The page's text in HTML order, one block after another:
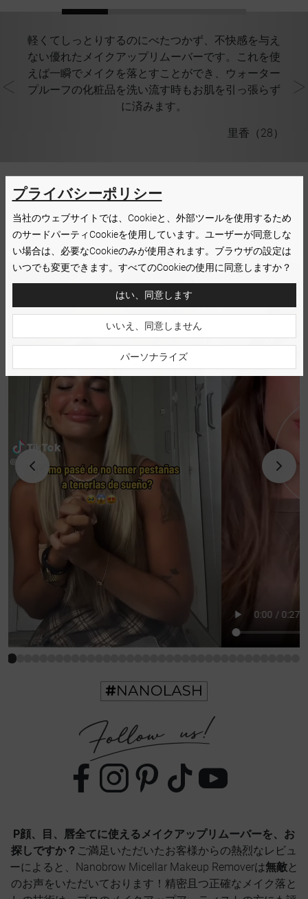
軽くてしっとりするのにべたつかず、不快感を与え
ない優れたメイクアップリムーバーです。これを使
えば一瞬でメイクを落とすことができ、ウォーター
プルーフの化粧品を洗い流す時もお肌を引っ張らず
に済みます。
里香（28）
P顔、目、唇全てに使えるメイクアップリムーバーを、お
探しですか？ ご満足いただいたお客様からの熱烈なレビュ
ーによると、Nanobrow Micellar Makeup Removerは無敵と
のお声をいただいております！精密且つ正確なメイク落と
プライバシーポリシー
当社のウェブサイトでは、Cookieと、外部ツールを使用するため
のサードパーティCookieを使用しています。ユーザーが同意しな
い場合は、必要なCookieのみが使用されます。ブラウザの設定は
いつでも変更できます。すべてのCookieの使用に同意しますか？
はい、同意します
いいえ、同意しません
パーソナライズ